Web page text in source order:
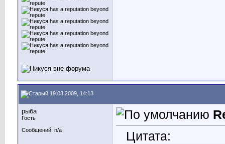
19.03.2009, 14:13
рыба
Гость
Сообщений: n/a
Цитата: